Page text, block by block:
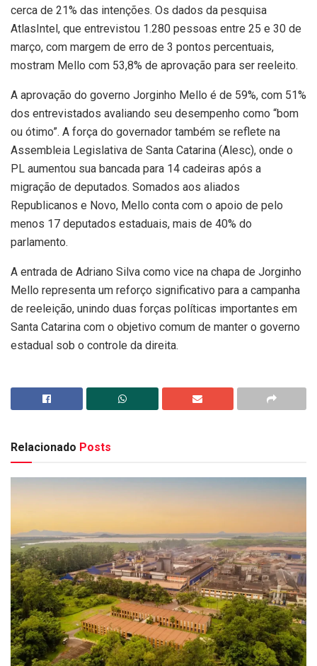
cerca de 21% das intenções. Os dados da pesquisa
AtlasIntel, que entrevistou 1.280 pessoas entre 25 e 30 de
março, com margem de erro de 3 pontos percentuais,
mostram Mello com 53,8% de aprovação para ser reeleito.
A aprovação do governo Jorginho Mello é de 59%, com 51%
dos entrevistados avaliando seu desempenho como “bom
ou ótimo”. A força do governador também se reflete na
Assembleia Legislativa de Santa Catarina (Alesc), onde o
PL aumentou sua bancada para 14 cadeiras após a
migração de deputados. Somados aos aliados
Republicanos e Novo, Mello conta com o apoio de pelo
menos 17 deputados estaduais, mais de 40% do
parlamento.
A entrada de Adriano Silva como vice na chapa de Jorginho
Mello representa um reforço significativo para a campanha
de reeleição, unindo duas forças políticas importantes em
Santa Catarina com o objetivo comum de manter o governo
estadual sob o controle da direita.
Relacionado Posts